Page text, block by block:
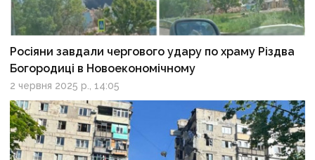
Росіяни завдали чергового удару по храму Різдва
Богородиці в Новоекономічному
2 червня 2025 р., 14:05